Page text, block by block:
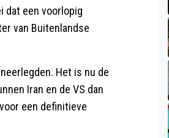
dat een voorlopig
van Buitenlandse
Het is nu de
Iran en de VS dan
een definitieve